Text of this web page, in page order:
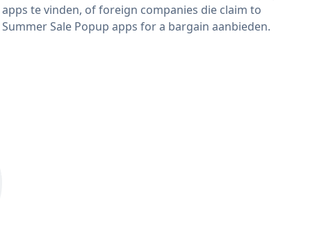
apps te vinden, of foreign companies die claim to
Summer Sale Popup apps for a bargain aanbieden.